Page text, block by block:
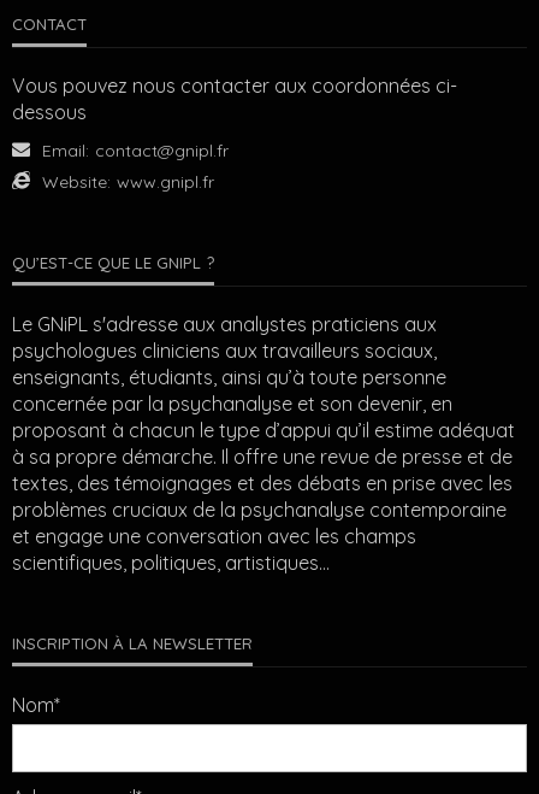
CONTACT
Vous pouvez nous contacter aux coordonnées ci-
dessous
Email: contact@gnipl.fr
Website: www.gnipl.fr
QU’EST-CE QUE LE GNIPL ?
Le GNiPL s'adresse aux analystes praticiens aux
psychologues cliniciens aux travailleurs sociaux,
enseignants, étudiants, ainsi qu’à toute personne
concernée par la psychanalyse et son devenir, en
proposant à chacun le type d’appui qu’il estime adéquat
à sa propre démarche. Il offre une revue de presse et de
textes, des témoignages et des débats en prise avec les
problèmes cruciaux de la psychanalyse contemporaine
et engage une conversation avec les champs
scientifiques, politiques, artistiques…
INSCRIPTION À LA NEWSLETTER
Nom*